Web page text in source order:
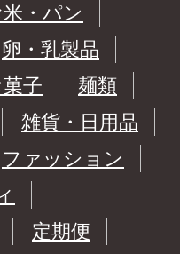
米・パン
卵・乳製品
子
麺類
雑貨・日用品
ファッション
定期便